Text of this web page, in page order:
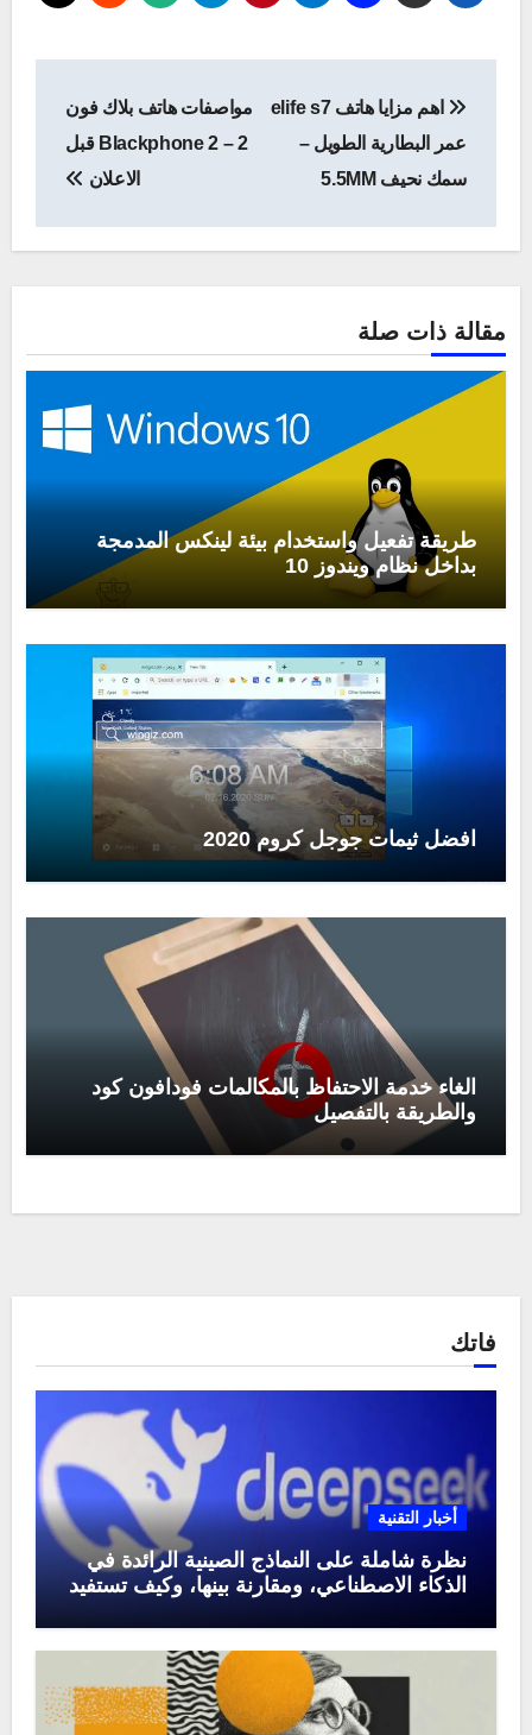
المقالات
اهم مزايا هاتف elife s7
عمر البطارية الطويل –
سمك نحيف 5.5MM
مواصفات هاتف بلاك فون
2 – Blackphone 2 قبل
الاعلان
مقالة ذات صلة
طريقة تفعيل واستخدام بيئة لينكس المدمجة
بداخل نظام ويندوز 10
افضل ثيمات جوجل كروم 2020
الغاء خدمة الاحتفاظ بالمكالمات فودافون كود
والطريقة بالتفصيل
فاتك
أخبار التقنية
نظرة شاملة على النماذج الصينية الرائدة في
الذكاء الاصطناعي، ومقارنة بينها، وكيف تستفيد